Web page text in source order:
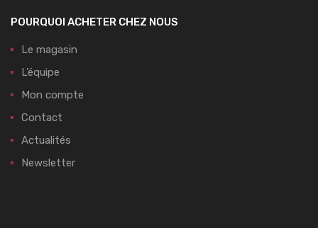
POURQUOI ACHETER CHEZ NOUS
Le magasin
L’équipe
Mon compte
Contact
Actualités
Newsletter